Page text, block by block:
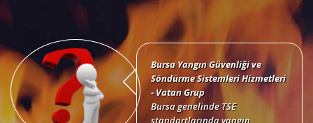
Devamını Oku
Bursa Yangın Güvenliği ve
Söndürme Sistemleri Hizmetleri
- Vatan Grup
Bursa genelinde TSE
standartlarında yangın